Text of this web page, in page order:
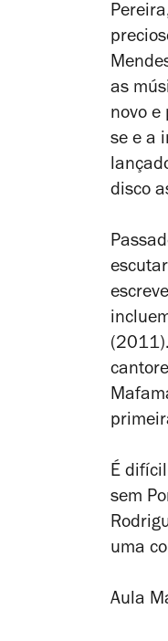
as
novo e
se e a
disco
É
sem
uma
Aula